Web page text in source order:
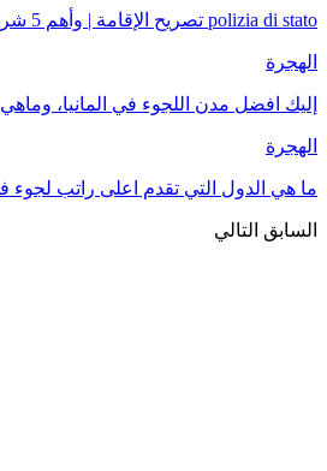
polizia di stato تصريح الإقامة | وأهم 5 شروط للحصول عليه.
الهجرة
إليك افضل مدن اللجوء في المانيا،
الهجرة
ما هي الدول التي تقدم اعلى راتب لجوء
السابق التالي